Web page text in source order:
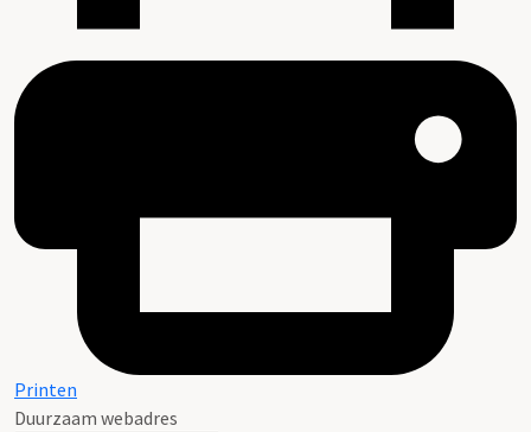
Printen
Duurzaam webadres